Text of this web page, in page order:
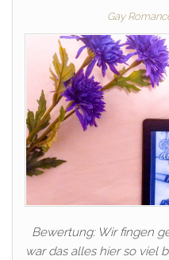
Gay
Bewertung: Wir fingen
war das alles hier so viel